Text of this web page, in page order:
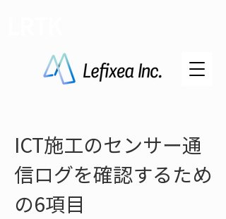
ICT施工のセンサー通
信ログを確認するため
の6項目